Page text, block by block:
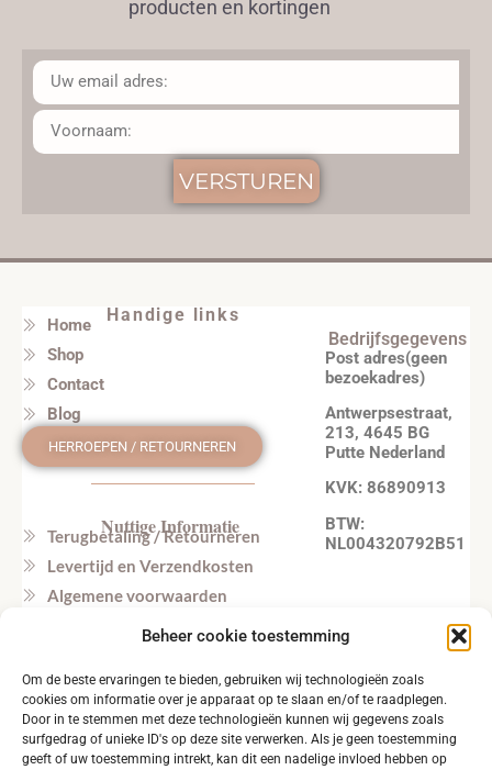
Beheer cookie toestemming
Om de beste ervaringen te bieden, gebruiken wij technologieën zoals
cookies om informatie over je apparaat op te slaan en/of te raadplegen.
Door in te stemmen met deze technologieën kunnen wij gegevens zoals
surfgedrag of unieke ID's op deze site verwerken. Als je geen toestemming
geeft of uw toestemming intrekt, kan dit een nadelige invloed hebben op
producten en kortingen
VERSTUREN
Handige links
Home
Shop
Contact
Blog
HERROEPEN / RETOURNEREN
Nuttige Informatie
Terugbetaling / Retourneren
Levertijd en Verzendkosten
Algemene voorwaarden
Tel. NL: +31164603172 (NL, EN)
Tel. BE: +32495219857 (NL, EN)
Bedrijfsgegevens
Post adres(geen
bezoekadres)
Antwerpsestraat,
213, 4645 BG
Putte Nederland
KVK: 86890913
BTW:
NL004320792B51